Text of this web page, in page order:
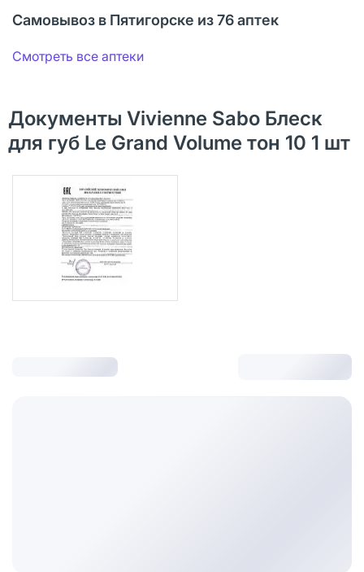
Самовывоз в Пятигорске из 76 аптек
Смотреть все аптеки
Документы Vivienne Sabo Блеск
для губ Le Grand Volume тон 10 1 шт